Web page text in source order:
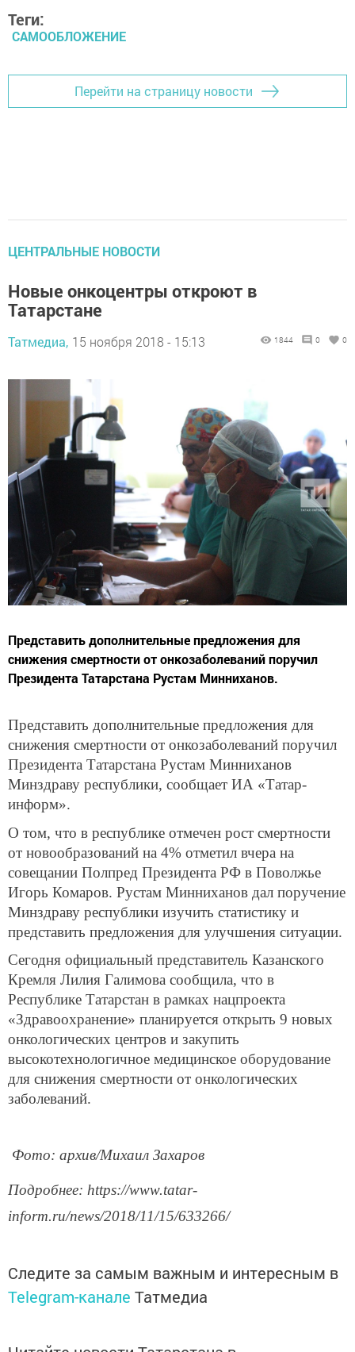
Теги:
САМООБЛОЖЕНИЕ
Перейти на страницу новости
ЦЕНТРАЛЬНЫЕ НОВОСТИ
Новые онкоцентры откроют в
Татарстане
Татмедиа, 15 ноября 2018 - 15:13 1844 0 0
Представить дополнительные предложения для
снижения смертности от онкозаболеваний поручил
Президента Татарстана Рустам Минниханов.
Представить дополнительные предложения для
снижения смертности от онкозаболеваний поручил
Президента Татарстана Рустам Минниханов
Минздраву республики, сообщает ИА «Татар-
информ».
О том, что в республике отмечен рост смертности
от новообразований на 4% отметил вчера на
совещании Полпред Президента РФ в Поволжье
Игорь Комаров. Рустам Минниханов дал поручение
Минздраву республики изучить статистику и
представить предложения для улучшения ситуации.
Сегодня официальный представитель Казанского
Кремля Лилия Галимова сообщила, что в
Республике Татарстан в рамках нацпроекта
«Здравоохранение» планируется открыть 9 новых
онкологических центров и закупить
высокотехнологичное медицинское оборудование
для снижения смертности от онкологических
заболеваний.
Фото: архив/Михаил Захаров
Подробнее: https://www.tatar-
inform.ru/news/2018/11/15/633266/
Следите за самым важным и интересным в
Telegram-канале Татмедиа